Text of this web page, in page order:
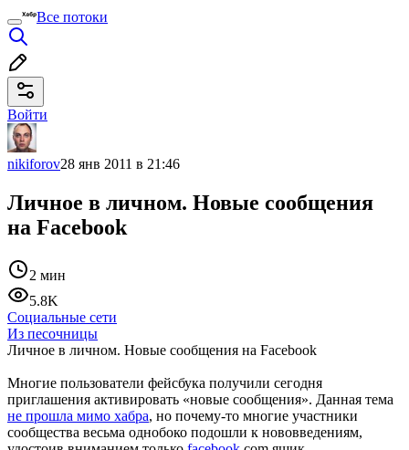
Все потоки
Войти
nikiforov28 янв 2011 в 21:46
Личное в личном. Новые сообщения
на Facebook
2 мин
5.8K
Социальные сети
Из песочницы
Личное в личном. Новые сообщения на Facebook
Многие пользователи фейсбука получили сегодня
приглашения активировать «новые сообщения». Данная тема
не прошла мимо хабра, но почему-то многие участники
сообщества весьма однобоко подошли к нововведениям,